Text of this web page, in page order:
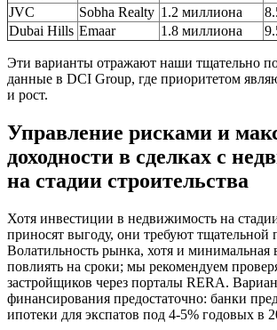
JVC
Sobha Realty 1.2 миллиона
Dubai Hills Emaar 1.8 миллиона
Эти варианты отражают наши тщательно
данные в DCI Group, где приоритетом
и рост.
Управление рисками и
доходности в сделках с
на стадии строительства
Хотя инвестиции в недвижимость на
приносят выгоду, они требуют тщательной
Волатильность рынка, хотя и минимальная
повлиять на сроки; мы рекомендуем
застройщиков через порталы RERA.
финансирования предостаточно: банки
ипотеки для экспатов под 4-5% годовых в